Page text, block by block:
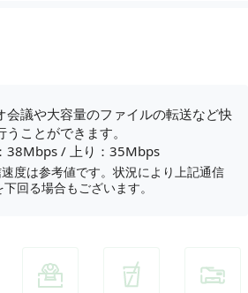
会議や大容量のファイルの転送など快
うことができます。
38Mbps/ 上り：35Mbps
度は参考値です。状況により上記通信
回る場合もございます。